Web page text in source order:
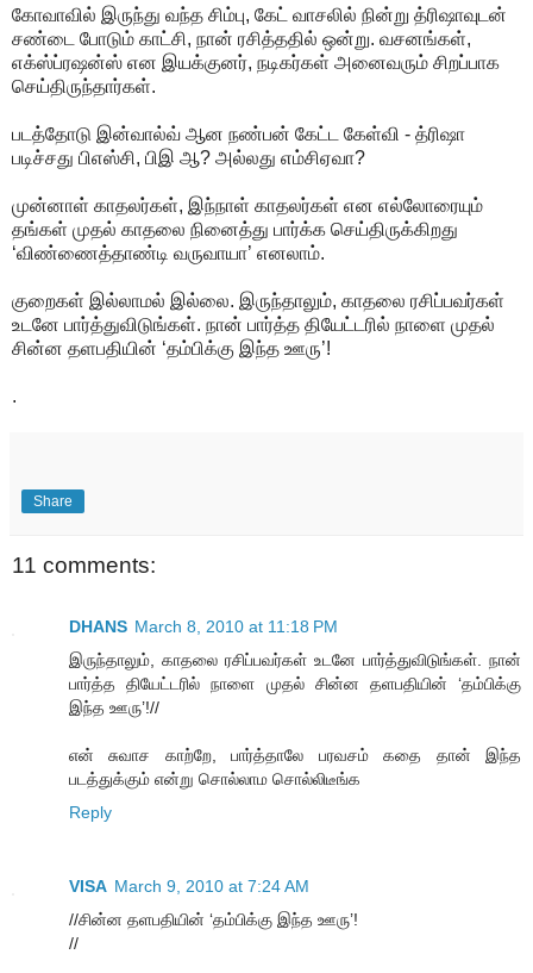
கோவாவில் இருந்து வந்த சிம்பு, கேட் வாசலில் நின்று த்ரிஷாவுடன்
சண்டை போடும் காட்சி, நான் ரசித்ததில் ஒன்று. வசனங்கள்,
எக்ஸ்ப்ரஷன்ஸ் என இயக்குனர், நடிகர்கள் அனைவரும் சிறப்பாக
செய்திருந்தார்கள்.
படத்தோடு இன்வால்வ் ஆன நண்பன் கேட்ட கேள்வி - த்ரிஷா
படிச்சது பிஎஸ்சி, பிஇ ஆ? அல்லது எம்சிஏவா?
முன்னாள் காதலர்கள், இந்நாள் காதலர்கள் என எல்லோரையும்
தங்கள் முதல் காதலை நினைத்து பார்க்க செய்திருக்கிறது
‘விண்ணைத்தாண்டி வருவாயா’ எனலாம்.
குறைகள் இல்லாமல் இல்லை. இருந்தாலும், காதலை ரசிப்பவர்கள்
உடனே பார்த்துவிடுங்கள். நான் பார்த்த தியேட்டரில் நாளை முதல்
சின்ன தளபதியின் ‘தம்பிக்கு இந்த ஊரு’!
.
Share
11 comments:
DHANS March 8, 2010 at 11:18 PM
இருந்தாலும், காதலை ரசிப்பவர்கள் உடனே பார்த்துவிடுங்கள். நான்
பார்த்த தியேட்டரில் நாளை முதல் சின்ன தளபதியின் ‘தம்பிக்கு
இந்த ஊரு’!//
என் சுவாச காற்றே, பார்த்தாலே பரவசம் கதை தான் இந்த
படத்துக்கும் என்று சொல்லாம சொல்லிடீங்க
Reply
VISA March 9, 2010 at 7:24 AM
//சின்ன தளபதியின் ‘தம்பிக்கு இந்த ஊரு’!
//